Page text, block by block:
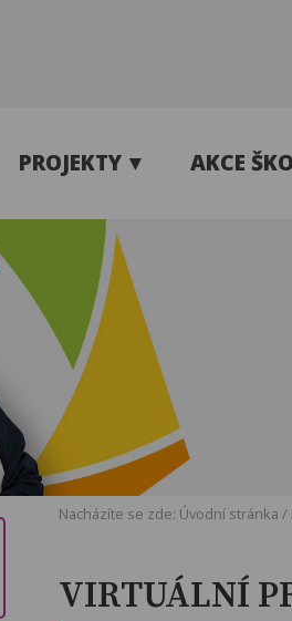
PROJEKTY AKCE
Nacházíte se zde: Úvodní stránka /
VIRTUÁLNÍ